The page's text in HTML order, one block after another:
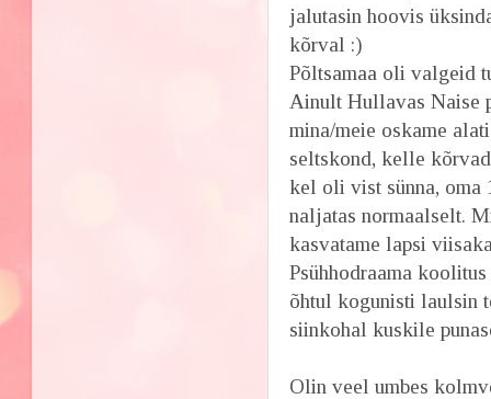
jalutasin hoovis
kõrval :)
Põltsamaa oli valgeid
Ainult Hullavas Naise
mina/meie oskame
seltskond, kelle
kel oli vist sünna, oma
naljatas normaalselt.
kasvatame lapsi
Psühhodraama
õhtul kogunisti laulsin
siinkohal kuskile
Olin veel umbes